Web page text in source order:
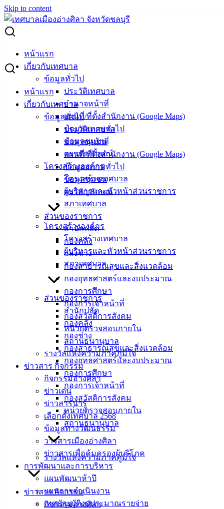
Skip to content
หน้าแรก
เกี่ยวกับเทศบาล
ข้อมูลทั่วไป
ประวัติเทศบาล
อำนาจหน้าที่
แผนที่/ที่ตั้งสำนักงาน (Google Maps)
ข้อมูลสภาพทั่วไป
ข้อมูลชุมชน
ตราสัญลักษณ์
โครงสร้างองค์กร
โครงสร้างเทศบาล
ผู้บริหารและหัวหน้าส่วนราชการ
สภาเทศบาล
ส่วนของราชการ
สำนักปลัด
กองคลัง
กองช่าง
กองสาธารณสุขและสิ่งแวดล้อม
กองยุทธศาสตร์และงบประมาณ
กองการศึกษา
กองการเจ้าหน้าที่
กองสวัสดิการสังคม
หน่วยตรวจสอบภายใน
สถานธนานุบาล
รางวัลแห่งความภาคภูมิใจ
ข่าวสาร กิจกรรม
กิจกรรมอ่างศิลา
ข่าวเด่น
ข่าวสารน่ารู้
เลือกตั้งเทศบาล 2568
ข้อมูลทางวัฒนธรรม
วารสารเมืองอ่างศิลา
ข่าวสารเพื่อคุ้มครองผู้บริโภค
การพัฒนาและการบริหาร
แผนพัฒนาห้าปี
แผนการดำเนินงาน
เทศบัญญัติงบประมาณรายจ่าย
หน้าแรก
เกี่ยวกับเทศบาล
ข้อมูลทั่วไป
ประวัติเทศบาล
อำนาจหน้าที่
แผนที่/ที่ตั้งสำนักงาน (Google Maps)
ข้อมูลสภาพทั่วไป
ข้อมูลชุมชน
ตราสัญลักษณ์
โครงสร้างองค์กร
โครงสร้างเทศบาล
ผู้บริหารและหัวหน้าส่วนราชการ
สภาเทศบาล
ส่วนของราชการ
สำนักปลัด
กองคลัง
กองช่าง
กองสาธารณสุขและสิ่งแวดล้อม
กองยุทธศาสตร์และงบประมาณ
กองการศึกษา
กองการเจ้าหน้าที่
กองสวัสดิการสังคม
หน่วยตรวจสอบภายใน
สถานธนานุบาล
รางวัลแห่งความภาคภูมิใจ
ข่าวสาร กิจกรรม
กิจกรรมอ่างศิลา
Search for:
ชุมชนบ้านมาบหม้อ เลือกกรรมการชุมชนแทนตำแหน่งว่าง
ชุมชนบ้านมาบหม้อ เลือกกรรมการชุมชน
แทนตำแหน่งว่าง
ธันวาคม 26, 2024 มกราคม 15, 2025
ชุมชนบ้านมาบหม้อ เลือกกรรมการชุมชนแทนตำแหน่งว่าง
เพื่อร่วมมือกับเทศบาลฯ สานต่องานพัฒนาและแก้ไขปัญหาของ
ที่วัดใหม่เกตุงาม นางณัฏฐ์ธนัญ สถาพรภิญโญ ผู้อำนวยการก
องสวัสดิการสังคม เทศบาลเมืองอ่างศิลา พร้อมด้วยเจ้าหน้าที่
กองสวัสดิการสังคม ประชาชน และคณะกรรมการชุมชนบ้าน
มาบหม้อ หมู่ที่ 7 ตำบลบ้านปึก อำเภอเมืองชลบุรี จังหวัดชลบุรี
ร่วมประชุมคัดเลือกกรรมการชุมชนบ้านมาบหม้อ หมู่ที่ 7 แทน
ตำแหน่งที่ว่าง โดยที่ประชุมมีมติเลือกให้นางสาวศรีวรรณ จิต
จินดา เป็นกรรมการชุมชน และคณะกรรมการชุมชนได้ประชุม
ร่วมกัน มีมติให้นางสาวศรีวรรณ จิตจินดา ได้รับตำแหน่งเป็น
ประธานกรรมการชุมชนบ้านมาบหม้อ หมู่ที่ 7 ตำบลบ้านปึก
อำเภอเมืองชลบุรี จังหวัดชลบุรี ตามระเบียบกระทรวงมหาดไทย
ว่าด้วยคณะกรรมการชุมชนของเทศบาล พ.ศ. 2564 และที่แก้ไข
เพิ่มเติม ทั้งนี้ กรรมการชุมชนดังกล่าว จะมีภารกิจในการพัฒนา
แก้ไขปัญหาของชุมชน การจัดทำแผนชุมชน รวมทั้งประสาน
การดำเนินงานระหว่างชุมชนกับเทศบาลฯ และหน่วยงานต่างๆ
: งานบริการและเผยแพร่วิชาการ กองยุทธศาสตร์และงบ
ประมาณ เทศบาลเมืองอ่างศิลา
เทศบาล
เมืองอ่าง